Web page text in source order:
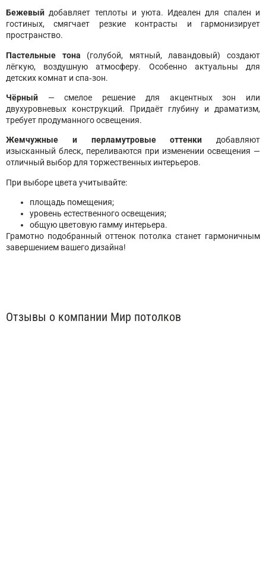
Бежевый добавляет теплоты и уюта. Идеален для спален и
гостиных, смягчает резкие контрасты и гармонизирует
пространство.
Пастельные тона (голубой, мятный, лавандовый) создают
лёгкую, воздушную атмосферу. Особенно актуальны для
детских комнат и спа‑зон.
Чёрный — смелое решение для акцентных зон или
двухуровневых конструкций. Придаёт глубину и драматизм,
требует продуманного освещения.
Жемчужные и перламутровые оттенки добавляют
изысканный блеск, переливаются при изменении освещения —
отличный выбор для торжественных интерьеров.
При выборе цвета учитывайте:
площадь помещения;
уровень естественного освещения;
общую цветовую гамму интерьера.
Грамотно подобранный оттенок потолка станет гармоничным
завершением вашего дизайна!
Отзывы о компании Мир потолков